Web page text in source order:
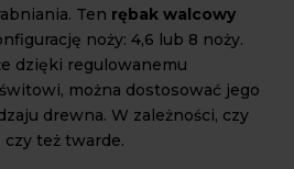
Ten rębak walcowy
noży: 4,6 lub 8 noży.
dzięki regulowanemu
można dostosować jego
drewna. W zależności, czy
też twarde.